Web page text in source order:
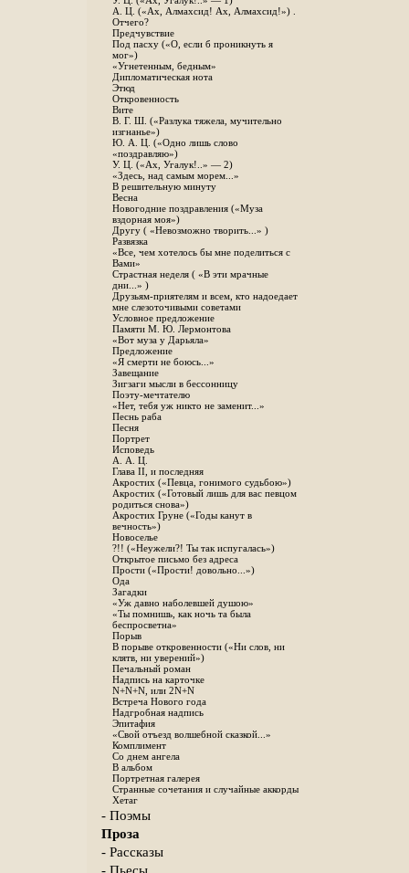
А. Ц. («Ах, Алмахсид! Ах, Алмахсид!») .
Отчего?
Предчувствие
Под пасху («О, если б проникнуть я
мог»)
«Угнетенным, бедным»
Дипломатическая нота
Этюд
Откровенность
Вите
B. Г. Ш. («Разлука тяжела, мучительно
изгнанье»)
Ю. А. Ц. («Одно лишь слово
«поздравляю»)
У. Ц. («Ах, Угалук!..» — 2)
«Здесь, над самым морем...»
В решительную минуту
Весна
Новогодние поздравления («Муза
вздорная моя»)
Другу ( «Невозможно творить...» )
Развязка
«Все, чем хотелось бы мне поделиться с
Вами»
Страстная неделя ( «В эти мрачные
дни...» )
Друзьям-приятелям и всем, кто надоедает
мне слезоточивыми советами
Условное предложение
Памяти М. Ю. Лермонтова
«Вот муза у Дарьяла»
Предложение
«Я смерти не боюсь...»
Завещание
Зигзаги мысли в бессонницу
Поэту-мечтателю
«Нет, тебя уж никто не заменит...»
Песнь раба
Песня
Портрет
Исповедь
А. А. Ц.
Глава II, и последняя
Акростих («Певца, гонимого судьбою»)
Акростих («Готовый лишь для вас певцом
родиться снова»)
Акростих Груне («Годы канут в
вечность»)
Новоселье
?!! («Неужели?! Ты так испугалась»)
Открытое письмо без адреса
Прости («Прости! довольно...»)
Ода
Загадки
«Уж давно наболевшей душою»
«Ты помнишь, как ночь та была
беспросветна»
Порыв
В порыве откровенности («Ни слов, ни
клятв, ни уверений»)
Печальный роман
Надпись на карточке
N+N+N, или 2N+N
Встреча Нового года
Надгробная надпись
Эпитафия
«Свой отъезд волшебной сказкой...»
Комплимент
Со днем ангела
В альбом
Портретная галерея
Странные сочетания и случайные аккорды
Хетаг
- Поэмы
Проза
- Рассказы